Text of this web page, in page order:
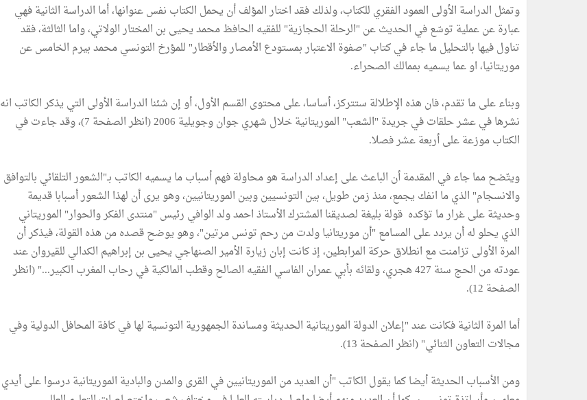
وتمثل الدراسة الأولى العمود الفقري للكتاب، ولذلك فقد اختار المؤلف أن يحمل الكتاب نفس عنوانها، أما الدراسة الثانية فهي
عبارة عن عملية توسّع في الحديث عن "الرحلة الحجازية" للفقيه الحافظ محمد يحيى بن المختار الولاتي، واما الثالثة، فقد
تناول فيها بالتحليل ما جاء في كتاب "صفوة الاعتبار بمستودع الأمصار والأقطار" للمؤرخ التونسي محمد بيرم الخامس عن
موريتانيا، او عما يسميه بممالك الصحراء.
وبناء على ما تقدم، فان هذه الإطلالة ستتركز، أساسا، على محتوى القسم الأول، أو إن شئنا الدراسة الأولى التي يذكر الكاتب انه
نشرها في عشر حلقات في جريدة "الشعب" الموريتانية خلال شهري جوان وجويلية 2006 (انظر الصفحة 7)، وقد جاءت في
الكتاب موزعة على أربعة عشر فصلا.
ويتّضح مما جاء في المقدمة أن الباعث على إعداد الدراسة هو محاولة فهم أسباب ما يسميه الكاتب بـ"الشعور التلقائي بالتوافق
والانسجام" الذي ما انفك يجمع، منذ زمن طويل، بين التونسيين وبين الموريتانيين، وهو يرى أن لهذا الشعور أسبابا قديمة
وحديثة على غرار ما تؤكده قولة بليغة لصديقنا المشترك الأستاذ احمد ولد الوافي رئيس "منتدى الفكر والحوار" الموريتاني
الذي يحلو له أن يردد على المسامع "أن موريتانيا ولدت من رحم تونس مرتين"، وهو يوضح قصده من هذه القولة، فيذكر أن
المرة الأولى تزامنت مع انطلاق حركة المرابطين، إذ كانت إبان زيارة الأمير الصنهاجي يحيى بن إبراهيم الكدالي للقيروان عند
عودته من الحج سنة 427 هجري، ولقائه بأبي عمران الفاسي الفقيه الصالح وقطب المالكية في رحاب المغرب الكبير..." (انظر
الصفحة 12).
أما المرة الثانية فكانت عند "إعلان الدولة الموريتانية الحديثة ومساندة الجمهورية التونسية لها في كافة المحافل الدولية وفي
مجالات التعاون الثنائي" (انظر الصفحة 13).
ومن الأسباب الحديثة أيضا كما يقول الكاتب "أن العديد من الموريتانيين في القرى والمدن والبادية الموريتانية درسوا على أيدي